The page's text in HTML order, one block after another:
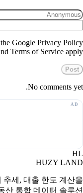
Google Privacy Policy
Terms of Service apply.
Post
No comments yet.
HL
HUZY LAND
추세, 대출 한도 계산을
산 통합 데이터 솔루션.